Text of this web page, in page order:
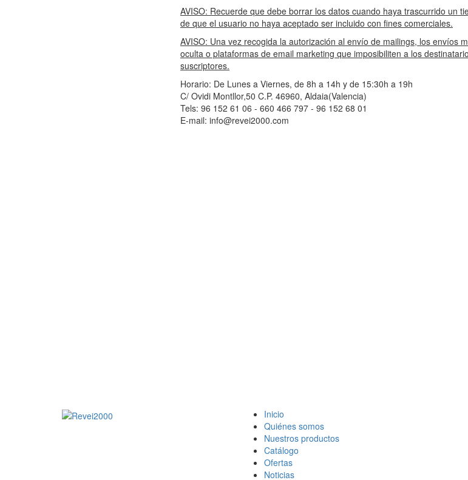
AVISO: Recuerde que debe borrar los datos cuando haya trascurrido un
de que el usuario no haya aceptado ser incluido con fines comerciales.
AVISO: Una vez recogida la autorización al envío de mailings, los envíos
oculta o plataformas de email marketing que imposibiliten a los
suscriptores.
Horario: De Lunes a Viernes, de 8h a 14h y de 15:30h a 19h
C/ Ovidi Montllor,50 C.P. 46960, Aldaia(Valencia)
Tels: 96 152 61 06 - 660 466 797 - 96 152 68 01
E-mail: info@revei2000.com
Inicio
Quiénes somos
Nuestros productos
Catálogo
Ofertas
Noticias